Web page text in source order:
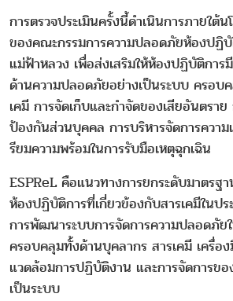
การตรวจประเมินครั้งนี้ดำเนินการภายใต้
ของคณะกรรมการความปลอดภัยห้องปฏิ
แม่ฟ้าหลวง เพื่อส่งเสริมให้ห้องปฏิบัติการ
ด้านความปลอดภัยอย่างเป็นระบบ ครอบ
เคมี การจัดเก็บและกำจัดของเสียอันตรา
ป้องกันส่วนบุคคล การบริหารจัดการความ
รียมความพร้อมในการรับมือเหตุฉุกเฉิน
ESPReL คือแนวทางการยกระดับมาตรฐ
ห้องปฏิบัติการที่เกี่ยวข้องกับสารเคมีในปร
การพัฒนาระบบการจัดการความปลอดภัย
ครอบคลุมทั้งด้านบุคลากร สารเคมี เครื่
แวดล้อมการปฏิบัติงาน และการจัดการขอ
เป็นระบบ